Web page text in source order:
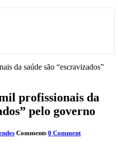
da saúde são “escravizados”
profissionais da
pelo governo
Comments 0 Comment